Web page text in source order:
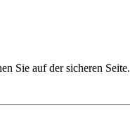
Sie auf der sicheren Seite.